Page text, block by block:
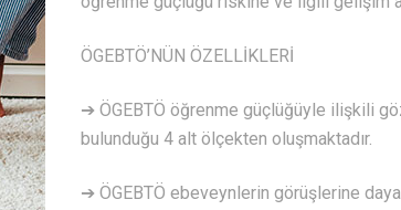
ÖGEBTÖ’NÜN ÖZELLİKLERİ
➔ ÖGEBTÖ öğrenme güçlüğüyle ilişkili
bulunduğu 4 alt ölçekten oluşmaktadır.
➔ ÖGEBTÖ ebeveynlerin görüşlerine